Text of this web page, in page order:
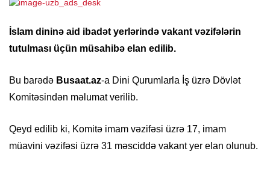
İslam dininə aid ibadət yerlərində vakant vəzifələrin
tutulması üçün müsahibə elan edilib.
Bu barədə Busaat.az-a Dini Qurumlarla İş üzrə Dövlət
Komitəsindən məlumat verilib.
Qeyd edilib ki, Komitə imam vəzifəsi üzrə 17, imam
müavini vəzifəsi üzrə 31 məsciddə vakant yer elan olunub.